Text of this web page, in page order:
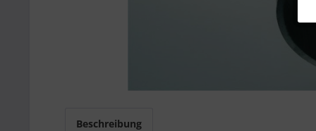
Beschreibung